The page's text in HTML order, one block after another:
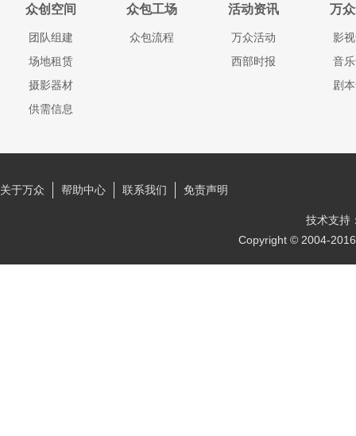
众创空间
团队组建
场地租赁
摄影器材
供需信息
众包工场
众包流程
活动资讯
万众活动
西部时报
万
影
音
剧
关于万众 帮助中心 联系我们 免责声明
Copyright © 2004-
技术支持